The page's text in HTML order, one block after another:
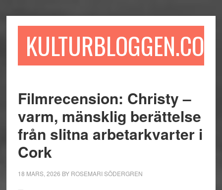
till
till
sidofältet
till
KULTURBLOGGEN.COM
Filmrecension: Christy –
varm, mänsklig berättelse
från slitna arbetarkvarter i
Cork
18 MARS, 2026 BY ROSEMARI SÖDERGREN